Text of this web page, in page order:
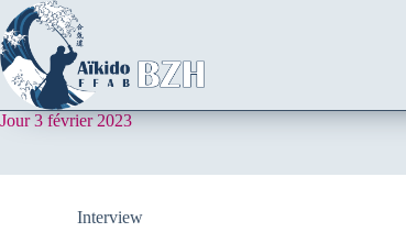
Passer
au
contenu
Jour3 février 2023
Interview